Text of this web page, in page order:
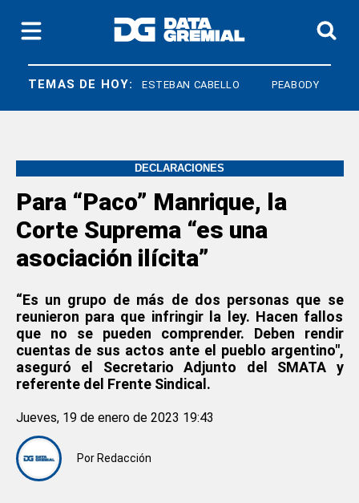
TEMAS DE HOY:
DEL PLATA ESTEBAN CABELLO PEABODY
DECLARACIONES
Para “Paco” Manrique, la
Corte Suprema “es una
asociación ilícita”
“Es un grupo de más de dos personas que se
reunieron para que infringir la ley. Hacen fallos
que no se pueden comprender. Deben rendir
cuentas de sus actos ante el pueblo argentino",
aseguró el Secretario Adjunto del SMATA y
referente del Frente Sindical.
Por Redacción
Jueves, 19 de enero de 2023 19:43